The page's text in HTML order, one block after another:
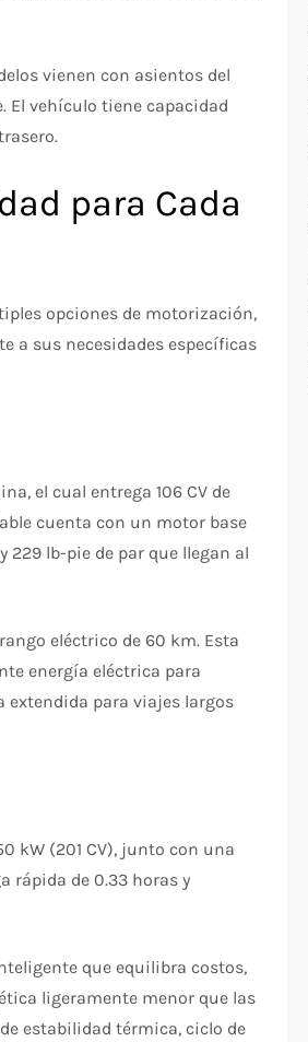
vienen con asientos del
El vehículo tiene capacidad
para Cada
opciones de motorización,
a sus necesidades específicas
el cual entrega 106 CV de
cuenta con un motor base
229 lb-pie de par que llegan al
eléctrico de 60 km. Esta
energía eléctrica para
para viajes largos
kW (201 CV), junto con una
rápida de 0.33 horas y
que equilibra costos,
ligeramente menor que las
estabilidad térmica, ciclo de